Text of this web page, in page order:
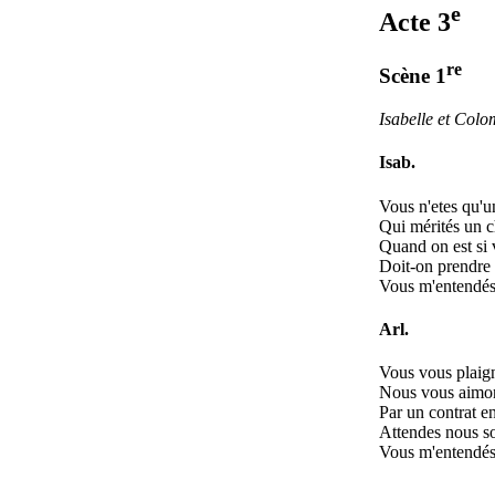
Acte 3e
Scène 1re
Isabelle et
Isab.
Vous n'etes
Qui mérités un
Quand on est si
Doit-on prendre
Vous
Arl.
Vous vous
Nous vous
Par un contrat
Attendes nous
Vous